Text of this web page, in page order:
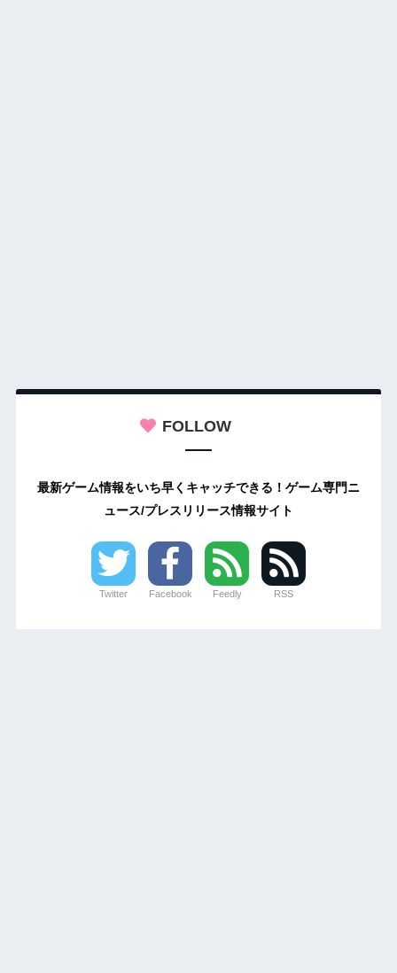
FOLLOW
最新ゲーム情報をいち早くキャッチできる！ゲーム専門ニ
ュース/プレスリリース情報サイト
Twitter Facebook Feedly RSS